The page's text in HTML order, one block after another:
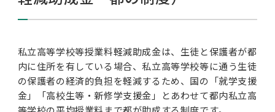
私学情報
活動内容/各種資料
私立高等学校等授業料軽減助成金は、生徒と保護者が都
内に住所を有している場合、私立高等学校等に通う生徒
の保護者の経済的負担を軽減するため、国の「就学支援
金」「高校生等・新修学支援金」とあわせて都内私立高